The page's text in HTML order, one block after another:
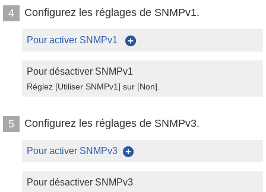
4 Configurez les réglages de SNMPv1.
Pour activer SNMPv1
Pour désactiver SNMPv1
Réglez [Utiliser SNMPv1] sur [Non].
5 Configurez les réglages de SNMPv3.
Pour activer SNMPv3
Pour désactiver SNMPv3